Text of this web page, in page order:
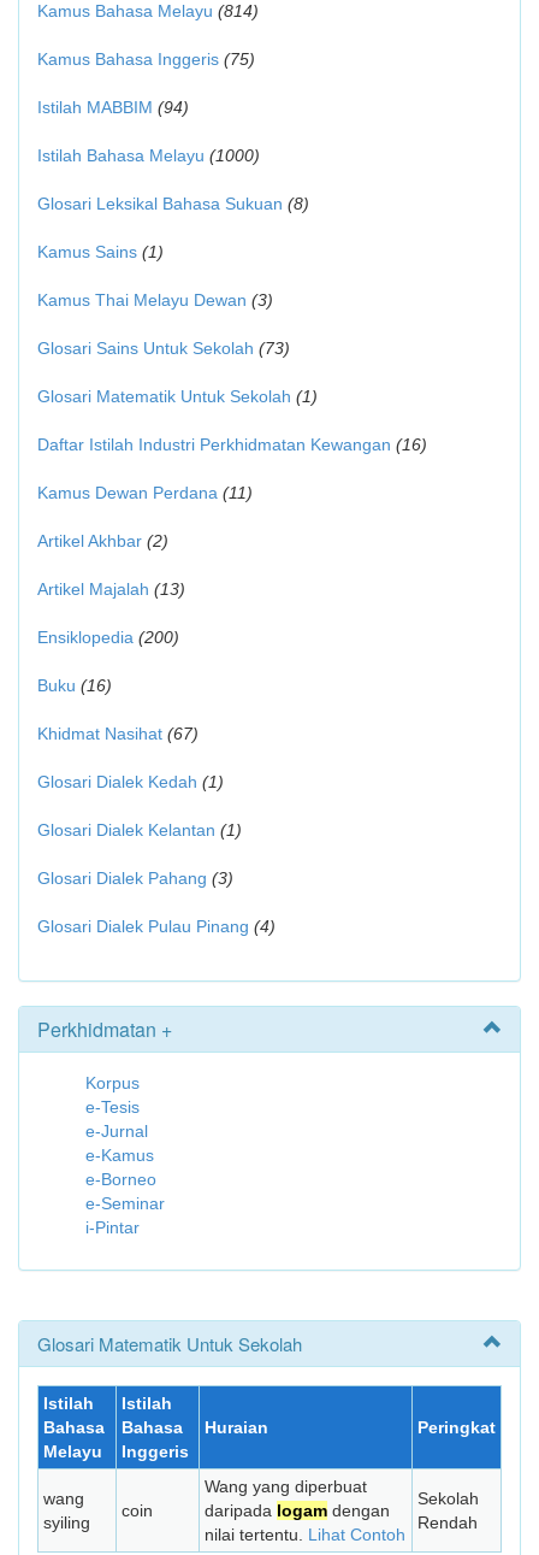
Kamus Bahasa Melayu (814)
Kamus Bahasa Inggeris (75)
Istilah MABBIM (94)
Istilah Bahasa Melayu (1000)
Glosari Leksikal Bahasa Sukuan (8)
Kamus Sains (1)
Kamus Thai Melayu Dewan (3)
Glosari Sains Untuk Sekolah (73)
Glosari Matematik Untuk Sekolah (1)
Daftar Istilah Industri Perkhidmatan Kewangan (16)
Kamus Dewan Perdana (11)
Artikel Akhbar (2)
Artikel Majalah (13)
Ensiklopedia (200)
Buku (16)
Khidmat Nasihat (67)
Glosari Dialek Kedah (1)
Glosari Dialek Kelantan (1)
Glosari Dialek Pahang (3)
Glosari Dialek Pulau Pinang (4)
Perkhidmatan +
Korpus
e-Tesis
e-Jurnal
e-Kamus
e-Borneo
e-Seminar
i-Pintar
Glosari Matematik Untuk Sekolah
Istilah
Bahasa
Melayu
Istilah
Bahasa
Inggeris
Huraian Peringkat
wang
syiling
coin
Wang yang diperbuat
daripada logam dengan
nilai tertentu. Lihat Contoh
Sekolah
Rendah